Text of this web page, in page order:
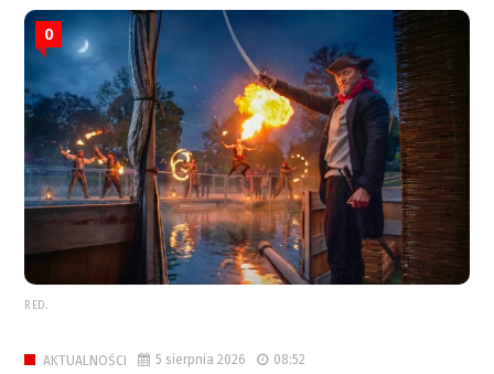
0
RED.
AKTUALNOŚCI 5 sierpnia 2026 08:52